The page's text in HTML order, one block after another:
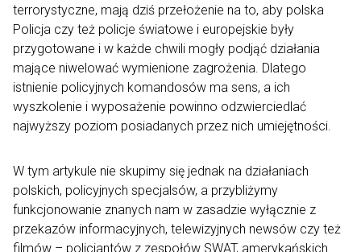
terrorystyczne, mają dziś przełożenie na to, aby polska
Policja czy też policje światowe i europejskie były
przygotowane i w każde chwili mogły podjąć działania
mające niwelować wymienione zagrożenia. Dlatego
istnienie policyjnych komandosów ma sens, a ich
wyszkolenie i wyposażenie powinno odzwierciedlać
najwyższy poziom posiadanych przez nich umiejętności.
W tym artykule nie skupimy się jednak na działaniach
polskich, policyjnych specjalsów, a przybliżymy
funkcjonowanie znanych nam w zasadzie wyłącznie z
przekazów informacyjnych, telewizyjnych newsów czy też
filmów – policjantów z zespołów SWAT, amerykańskich